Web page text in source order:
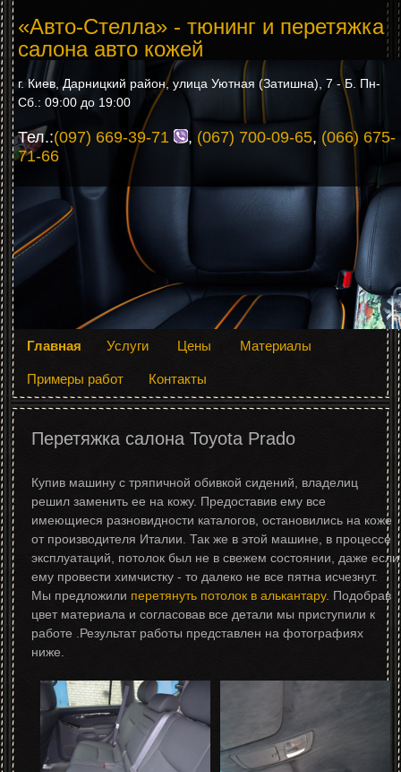
«Авто-Стелла» - тюнинг и перетяжка
салона авто кожей
г. Киев, Дарницкий район, улица Уютная (Затишна), 7 - Б. Пн-
Сб.: 09:00 до 19:00
Тел.:(097) 669-39-71 , (067) 700-09-65, (066) 675-
71-66
Главная Услуги Цены Материалы
Примеры работ Контакты
Перетяжка салона Toyota Prado
Купив машину с тряпичной обивкой сидений, владелиц
решил заменить ее на кожу. Предоставив ему все
имеющиеся разновидности каталогов, остановились на коже
от производителя Италии. Так же в этой машине, в процессе
эксплуатаций, потолок был не в свежем состоянии, даже если
ему провести химчистку - то далеко не все пятна исчезнут.
Мы предложили перетянуть потолок в алькантару. Подобрав
цвет материала и согласовав все детали мы приступили к
работе .Результат работы представлен на фотографиях
ниже.